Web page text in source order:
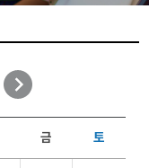
금 토